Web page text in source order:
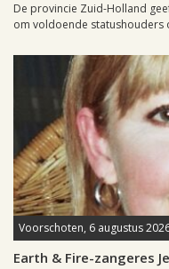
De provincie Zuid-Holland
om voldoende statushouders
Voorschoten, 6 augustus
Earth & Fire-zangeres